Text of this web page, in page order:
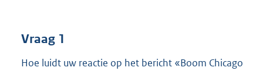
Vraag 1
Hoe luidt uw reactie op het bericht «Boom Chicago